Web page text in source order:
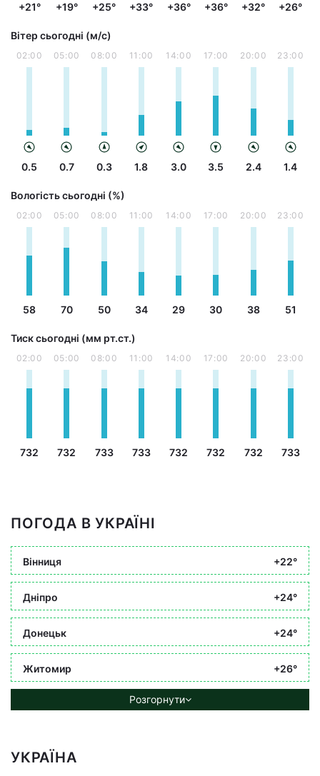
+21° +19° +25° +33° +36° +36° +32° +26°
Вітер сьогодні (м/с)
02:00
0.5
05:00
0.7
08:00
0.3
11:00
1.8
14:00
3.0
17:00
3.5
20:00
2.4
23:00
1.4
Вологість сьогодні (%)
02:00
58
05:00
70
08:00
50
11:00
34
14:00
29
17:00
30
20:00
38
23:00
51
Тиск сьогодні (мм рт.ст.)
02:00
732
05:00
732
08:00
733
11:00
733
14:00
732
17:00
732
20:00
732
23:00
733
ПОГОДА В УКРАЇНІ
Вінниця +22°
Дніпро +24°
Донецьк +24°
Житомир +26°
Розгорнути
УКРАЇНА